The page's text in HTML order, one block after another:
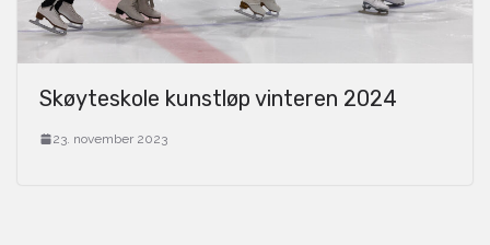
Skøyteskole kunstløp vinteren 2024
23. november 2023